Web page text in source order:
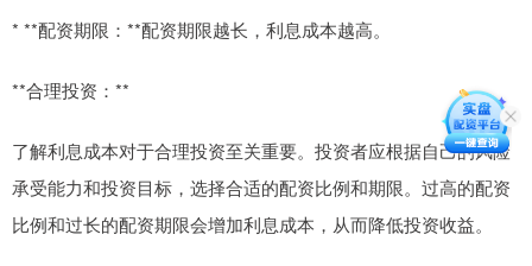
* **配资期限：**配资期限越长，利息成本越高。
**合理投资：**
了解利息成本对于合理投资至关重要。投资者应根据自己的风险
承受能力和投资目标，选择合适的配资比例和期限。过高的配资
比例和过长的配资期限会增加利息成本，从而降低投资收益。